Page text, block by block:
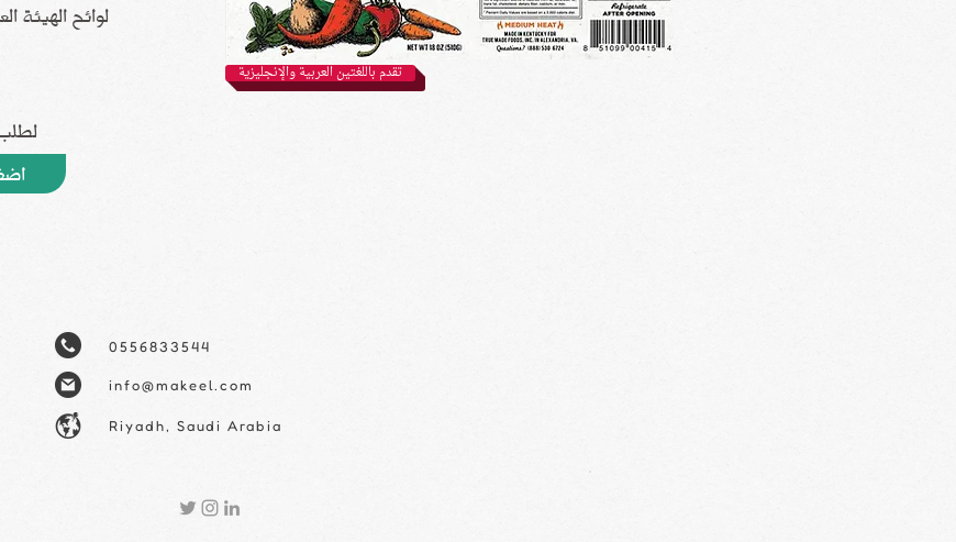
لوائح الهيئة
تقدم باللغتين العربية والإنجليزية
0556833544
info@makeel.com
Riyadh, Saudi Arabia